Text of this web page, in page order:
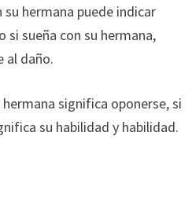
su hermana puede indicar
sueña con su hermana,
al daño.
significa oponerse, si
su habilidad y habilidad.